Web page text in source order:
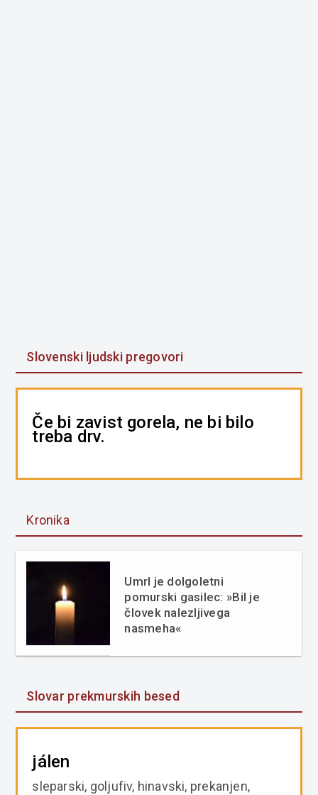
Slovenski ljudski pregovori
Če bi zavist gorela, ne bi bilo
treba drv.
Kronika
Umrl je dolgoletni
pomurski gasilec: »Bil je
človek nalezljivega
nasmeha«
Slovar prekmurskih besed
jálen
sleparski, goljufiv, hinavski, prekanjen,